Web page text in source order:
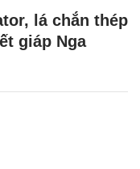
lá chắn thép
giáp Nga